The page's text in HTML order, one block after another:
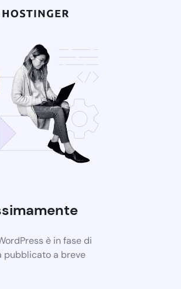
è in fase di
pubblicato a breve